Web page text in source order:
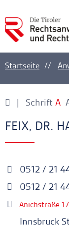
Ankerlink
Startseite
Schrift A
Ankerlink
FEIX, DR.
0512 / 21
0512 / 21
Anichstraße
Innsbruck